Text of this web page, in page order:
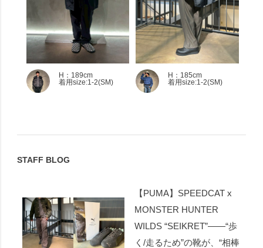
H：189cm
着用size:1-2(SM)
H：185cm
着用size:1-2(SM)
STAFF BLOG
【PUMA】SPEEDCAT x
MONSTER HUNTER
WILDS “SEIKRET”――“歩
く/走るため”の靴が、“相棒